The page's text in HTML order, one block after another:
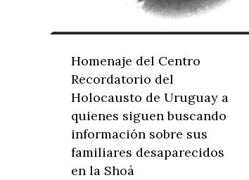
Homenaje del Centro
Recordatorio del
Holocausto de Uruguay a
quienes siguen buscando
información sobre sus
familiares desaparecidos
en la Shoá